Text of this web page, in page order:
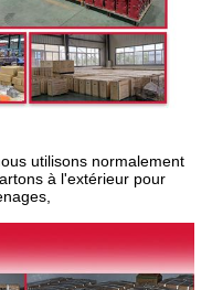
utilisons normalement
à l'extérieur pour